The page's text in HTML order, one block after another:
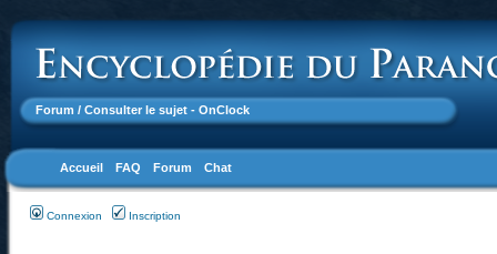
Forum / Consulter le sujet - OnClock
Accueil FAQ Forum Chat
Connexion Inscription